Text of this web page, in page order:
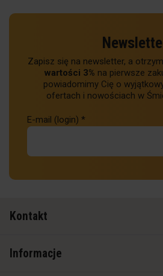
Zapisz się na newsletter, a
wartości 3% na pierwsze
powiadomimy Cię o
ofertach i nowościach w
E-mail (login) *
Kontakt
Informacje